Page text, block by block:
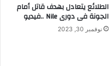
الطلائع يتعادل بهدف قاتل أمام
الجونة فى دورى Nile ..فيديو
نوفمبر 30, 2023